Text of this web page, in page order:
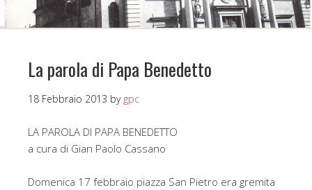
La parola di Papa Benedetto
18 Febbraio 2013 by gpc
LA PAROLA DI PAPA BENEDETTO
a cura di Gian Paolo Cassano
Domenica 17 febbraio piazza San Pietro era gremita